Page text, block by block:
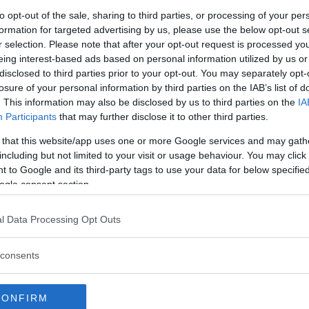
opt-out of the sale, sharing to third parties, or processing of your
for targeted advertising by us, please use the below opt-out
selection. Please note that after your opt-out request is processed
interest-based ads based on personal information utilized by us
to third parties prior to your opt-out. You may separately
of your personal information by third parties on the IAB’s list of
This information may also be disclosed by us to third parties on the
Participants that may further disclose it to other third parties.
that this website/app uses one or more Google services and may
but not limited to your visit or usage behaviour. You may
to Google and its third-party tags to use your data for below
consent section.
Data Processing Opt Outs
in una società veloce come quella di oggi,
il messaggio che deve essere
desidera conquistare. In questo modo, è
dandogli l’impressione che la propria
da lui.
e di fragilità. Per sedurre un uomo è
il proprio lato dolce, quello più
Una relazione, almeno all’inizio,
quella che accende e incendia la
più coinvolgente il
mentali: una cosa che molto
in cui si decide di sedurre un uomo è il